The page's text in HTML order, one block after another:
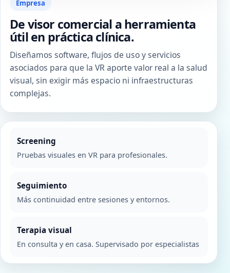
Empresa
De visor comercial a herramienta
útil en práctica clínica.
Diseñamos software, flujos de uso y servicios
asociados para que la VR aporte valor real a la salud
visual, sin exigir más espacio ni infraestructuras
complejas.
Screening
Pruebas visuales en VR para profesionales.
Seguimiento
Más continuidad entre sesiones y entornos.
Terapia visual
En consulta y en casa. Supervisado por especialistas